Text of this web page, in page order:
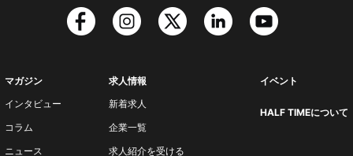
マガジン
インタビュー
コラム
ニュース
求人情報
新着求人
企業一覧
求人紹介を受ける
イベント
HALF TIMEについて